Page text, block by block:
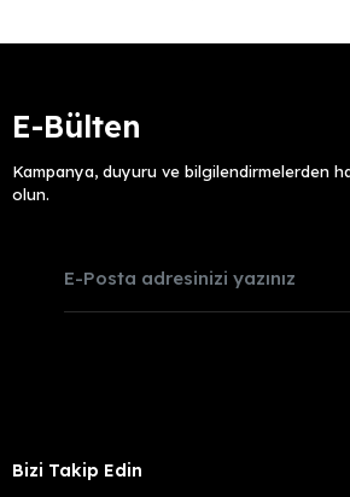
E-Bülten
Kampanya, duyuru ve bilgilendirmelerden
olun.
Bizi Takip Edin